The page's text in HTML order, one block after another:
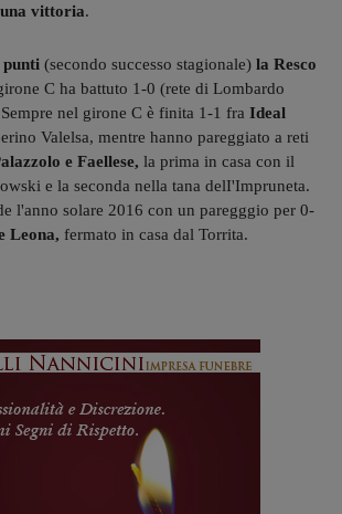
vittoria.
(secondo successo stagionale) la Resco
C ha battuto 1-0 (rete di Lombardo
nel girone C è finita 1-1 fra Ideal
Valelsa, mentre hanno pareggiato a reti
e Faellese, la prima in casa con il
e la seconda nella tana delI'Impruneta.
l'anno solare 2016 con un paregggio per 0-
Leona, fermato in casa dal Torrita.